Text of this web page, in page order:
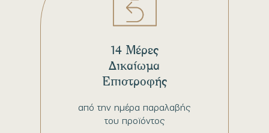
από την ημέρα παραλαβής
του προϊόντος
14 Μέρες
Δικαίωμα
Επιστροφής